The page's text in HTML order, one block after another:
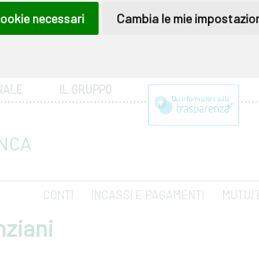
IL GRUPPO
CONTI INCASSI E PAGAMENTI MUTUI